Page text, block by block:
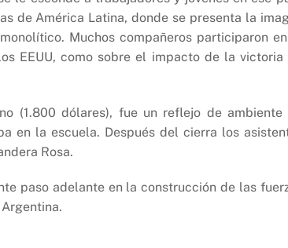
de América Latina, donde se presenta la
Muchos compañeros participaron
EEUU, como sobre el impacto de la victoria
(1.800 dólares), fue un reflejo de ambiente
en la escuela. Después del cierra los
Rosa.
paso adelante en la construcción de las